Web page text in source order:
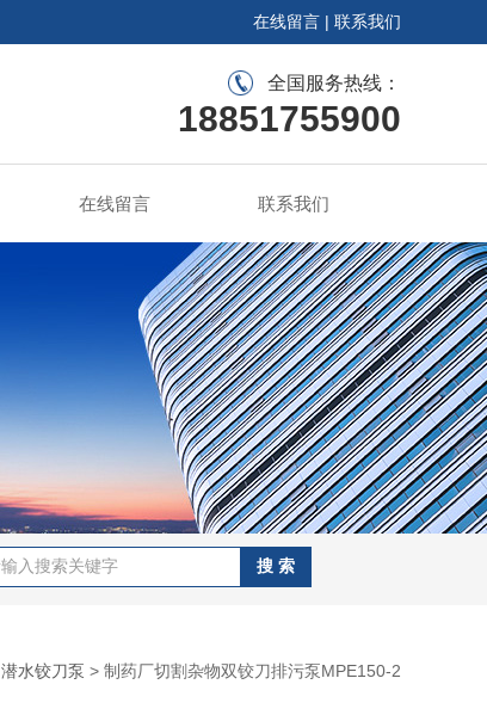
在线留言 | 联系我们
全国服务热线：
18851755900
在线留言 联系我们
潜水铰刀泵 > 制药厂切割杂物双铰刀排污泵MPE150-2